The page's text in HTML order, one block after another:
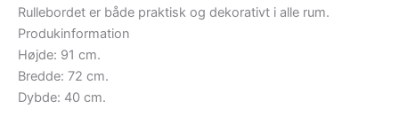
Rullebordet er både praktisk og dekorativt i alle rum.
Produkinformation
Højde: 91 cm.
Bredde: 72 cm.
Dybde: 40 cm.